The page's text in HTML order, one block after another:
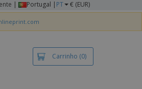
| Portugal | PT € (EUR)
Carrinho (0)